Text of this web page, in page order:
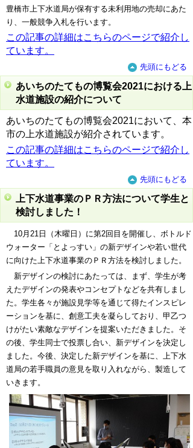
豊橋市上下水道局が保有する未利用地の売却にあた
り、一般競争入札を行います。
この記事の詳細はこちらのページで紹介し
ています。
先頭にもどる
あいちのたてもの博覧会2021における上
水道施設の紹介について
あいちのたてもの博覧会2021において、本
市の上水道施設が紹介されています。
この記事の詳細はこちらのページで紹介し
ています。
先頭にもどる
上下水道事業のＰＲ方法について学生と
検討しました！
10月 21 日（木曜日）に第2回目を開催し、ボトルド
ウォーター「とよっすい」の新デザインや若い世代
に向けた上下水道事業のＰＲ方法を検討しました。
新デザインの検討にあたっては、まず、学生が考
えたデザインの発表やコンセプトなどを共有しまし
た。学生各々が施設見学等を通じて得たインスピレ
ーションを基に、創意工夫を凝らしており、甲乙つ
けがたい素敵なデザインを提案いただきました。そ
の後、学生同士で投票し合い、新デザインを決定し
ました。今後、決定した新デザインを基に、上下水
道局の若手職員の意見を取り入れながら、製造して
いきます。